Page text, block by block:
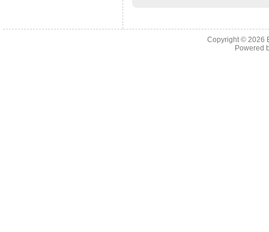
Copyright © 2026
Powered